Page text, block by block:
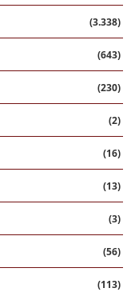
(3.338)
(643)
(230)
(2)
(16)
(13)
(3)
(56)
(113)